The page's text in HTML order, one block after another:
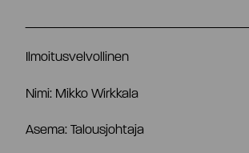
Tiivistelmä
Ilmoitusvelvollinen
Nimi: Mikko Wirkkala
Asema: Talousjohtaja